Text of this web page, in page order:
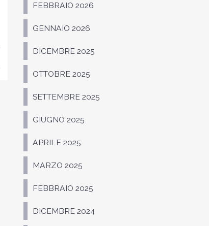
FEBBRAIO 2026
GENNAIO 2026
DICEMBRE 2025
OTTOBRE 2025
SETTEMBRE 2025
GIUGNO 2025
APRILE 2025
MARZO 2025
FEBBRAIO 2025
DICEMBRE 2024